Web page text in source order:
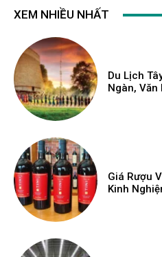
XEM NHIỀU NHẤT
Du Lịch
Ngàn, Văn
Giá Rượu
Kinh